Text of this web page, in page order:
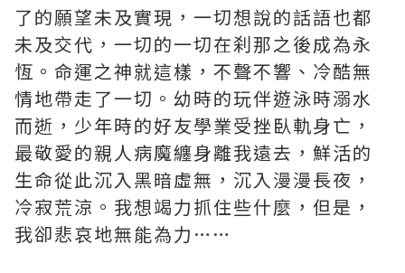
了的願望未及實現，一切想說的話語也都
未及交代，一切的一切在刹那之後成為永
恆。命運之神就這樣，不聲不響、冷酷無
情地帶走了一切。幼時的玩伴遊泳時溺水
而逝，少年時的好友學業受挫臥軌身亡，
最敬愛的親人病魔纏身離我遠去，鮮活的
生命從此沉入黑暗虛無，沉入漫漫長夜，
冷寂荒涼。我想竭力抓住些什麼，但是，
我卻悲哀地無能為力……